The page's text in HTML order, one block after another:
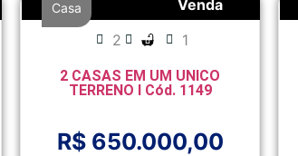
Venda
Casa
2 1
2 CASAS EM UM UNICO
TERRENO l Cód. 1149
R$ 650.000,00